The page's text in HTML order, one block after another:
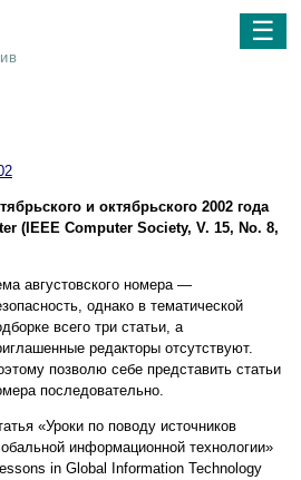
☰
и октябрьского 2002 года
(IEEE Computer Society, V. 15, No. 8,
августовского номера —
однако в тематической
всего три статьи, а
редакторы отсутствуют.
позволю себе представить статьи
последовательно.
«Уроки по поводу источников
информационной технологии»
in Global Information Technology